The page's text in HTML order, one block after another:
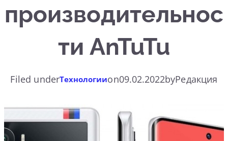
производительнос
ти AnTuTu
Filed underТехнологииon09.02.2022byРедакция